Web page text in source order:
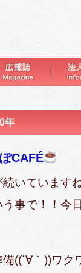
年
CAFÉ
いています
事で！！今日
((´∀｀))ワク